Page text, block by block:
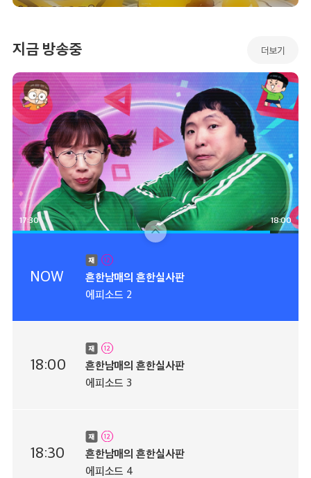
지금 방송중 더보기
17:30 18:00
16:00 백앤아: 고고프렌즈5
16:30 백앤아: 고고프렌즈5
에피소드 4
17:00 흔한남매의 흔한실사판
에피소드 1
NOW 흔한남매의 흔한실사판
에피소드 2
18:00 흔한남매의 흔한실사판
에피소드 3
18:30 흔한남매의 흔한실사판
에피소드 4